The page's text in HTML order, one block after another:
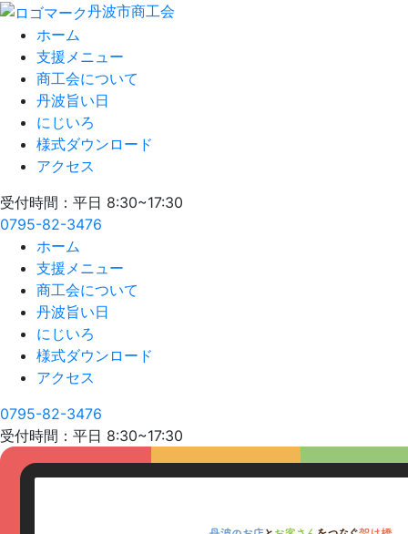
丹波市商工会
ホーム
支援メニュー
商工会について
丹波旨い日
にじいろ
様式ダウンロード
アクセス
受付時間：平日 8:30~17:30
0795-82-3476
ホーム
支援メニュー
商工会について
丹波旨い日
にじいろ
様式ダウンロード
アクセス
0795-82-3476
受付時間：平日 8:30~17:30